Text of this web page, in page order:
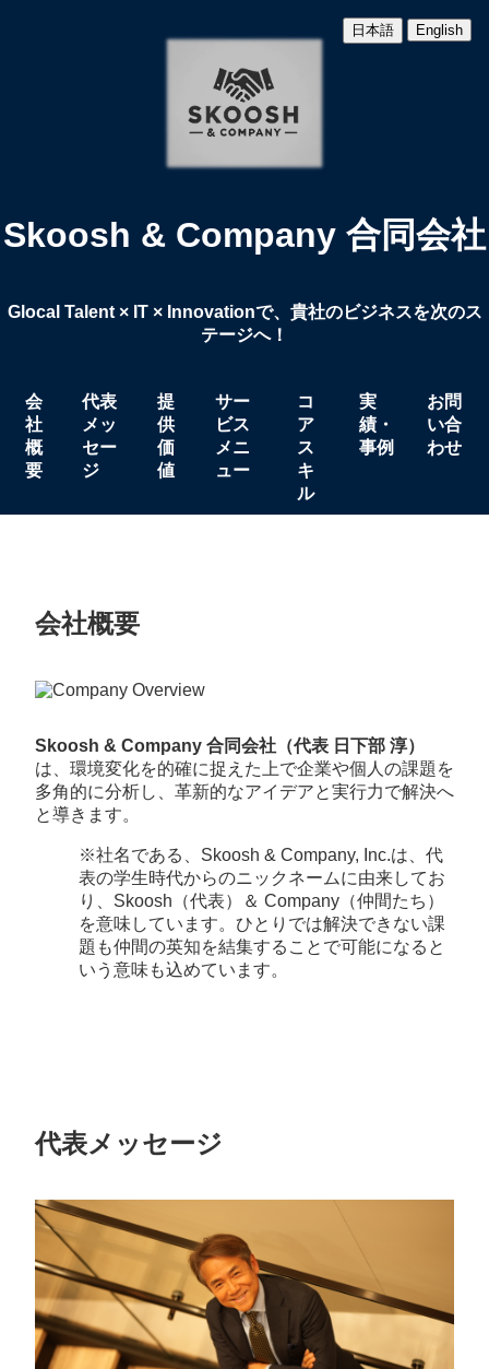
Skoosh & Company 合同会社
Glocal Talent × IT × Innovationで、貴社のビジネスを次のス
テージへ！
日本語 English
会
社
概
要
代表
メッ
セー
ジ
提
供
価
値
サー
ビス
メニ
ュー
コ
ア
ス
キ
ル
実
績・
事例
お問
い合
わせ
会社概要
Skoosh & Company 合同会社（代表 日下部 淳）
は、環境変化を的確に捉えた上で企業や個人の課題を
多角的に分析し、革新的なアイデアと実行力で解決へ
と導きます。
※社名である、Skoosh & Company, Inc.は、代
表の学生時代からのニックネームに由来してお
り、Skoosh（代表）＆ Company（仲間たち）
を意味しています。ひとりでは解決できない課
題も仲間の英知を結集することで可能になると
いう意味も込めています。
代表メッセージ